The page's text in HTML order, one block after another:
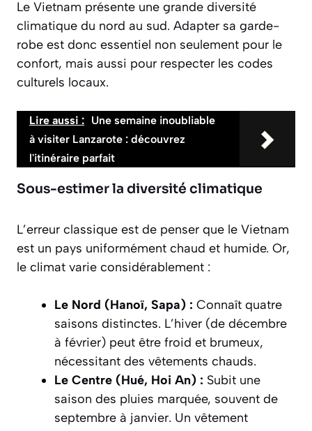
Le Vietnam présente une grande diversité
climatique du nord au sud. Adapter sa garde-
robe est donc essentiel non seulement pour le
confort, mais aussi pour respecter les codes
culturels locaux.
Lire aussi : Une semaine inoubliable
à visiter Lanzarote : découvrez
l'itinéraire parfait
Sous-estimer la diversité climatique
L’erreur classique est de penser que le Vietnam
est un pays uniformément chaud et humide. Or,
le climat varie considérablement :
Le Nord (Hanoï, Sapa) : Connaît quatre
saisons distinctes. L’hiver (de décembre
à février) peut être froid et brumeux,
nécessitant des vêtements chauds.
Le Centre (Hué, Hoi An) : Subit une
saison des pluies marquée, souvent de
septembre à janvier. Un vêtement